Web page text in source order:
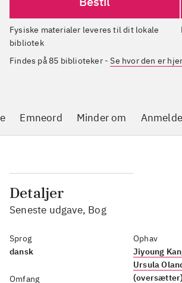
Fysiske materialer leveres til dit lokale
bibliotek
Findes på 85 biblioteker-Se hvor den er
Emneord Minder om
Detaljer
Seneste udgave, Bog
Sprog
dansk
Omfang
Ophav
Jiyoung
Ursula
(oversætter)